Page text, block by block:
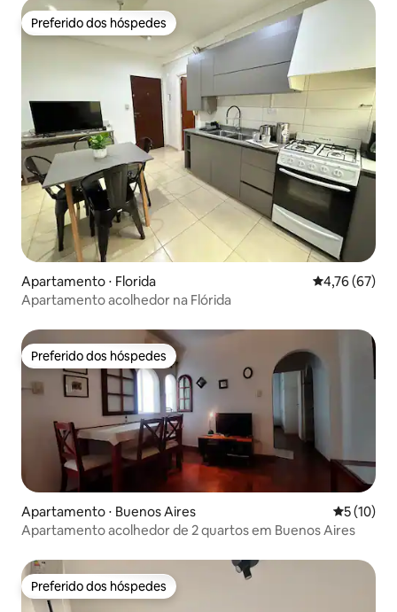
Preferido dos hóspedes
Preferido dos hóspedes
Apartamento ⋅ Florida 4,76 de uma
4,76 (67)
Apartamento acolhedor na Flórida
Preferido dos hóspedes
Preferido dos hóspedes
Apartamento ⋅ Buenos Aires 5 de uma
5 (10)
Apartamento acolhedor de 2 quartos em Buenos Aires
Preferido dos hóspedes
Preferido dos hóspedes